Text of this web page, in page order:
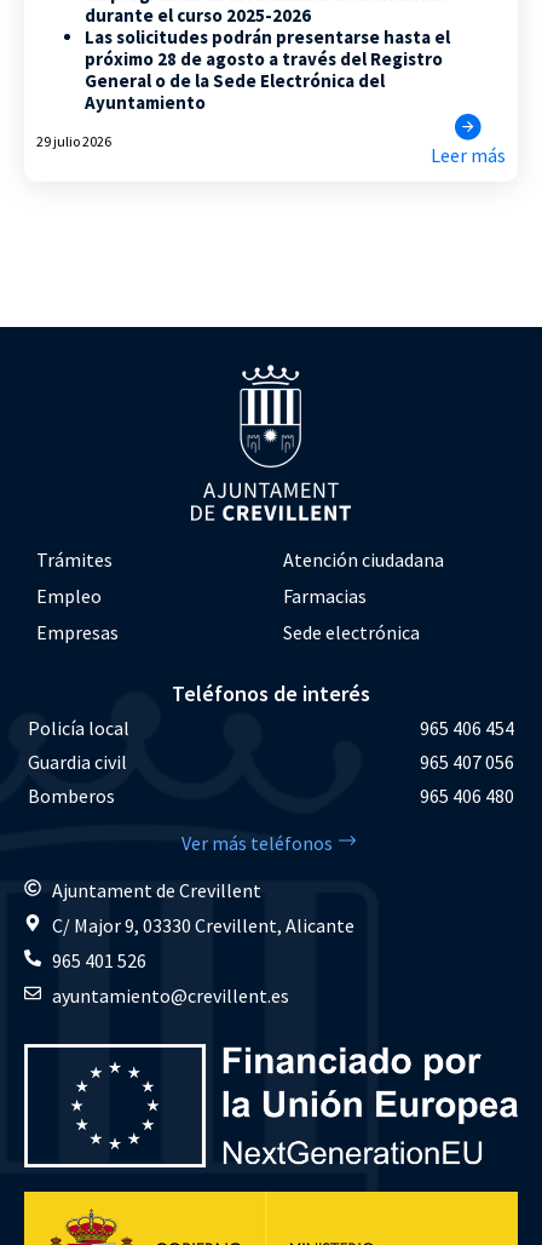
durante el curso 2025-2026
Las solicitudes podrán presentarse hasta el
próximo 28 de agosto a través del Registro
General o de la Sede Electrónica del
Ayuntamiento
29 julio 2026
Leer más
Trámites
Atención ciudadana
Empleo
Farmacias
Empresas
Sede electrónica
Teléfonos de interés
Policía local
965 406 454
Guardia civil
965 407 056
Bomberos
965 406 480
Ver más teléfonos
Ajuntament de Crevillent
C/ Major 9, 03330 Crevillent, Alicante
965 401 526
ayuntamiento@crevillent.es